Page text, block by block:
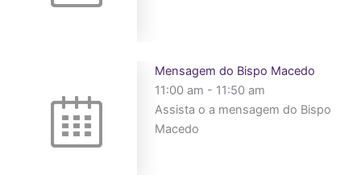
Mensagem do Bispo Macedo
11:00 am - 11:50 am
Assista o a mensagem do Bispo
Macedo